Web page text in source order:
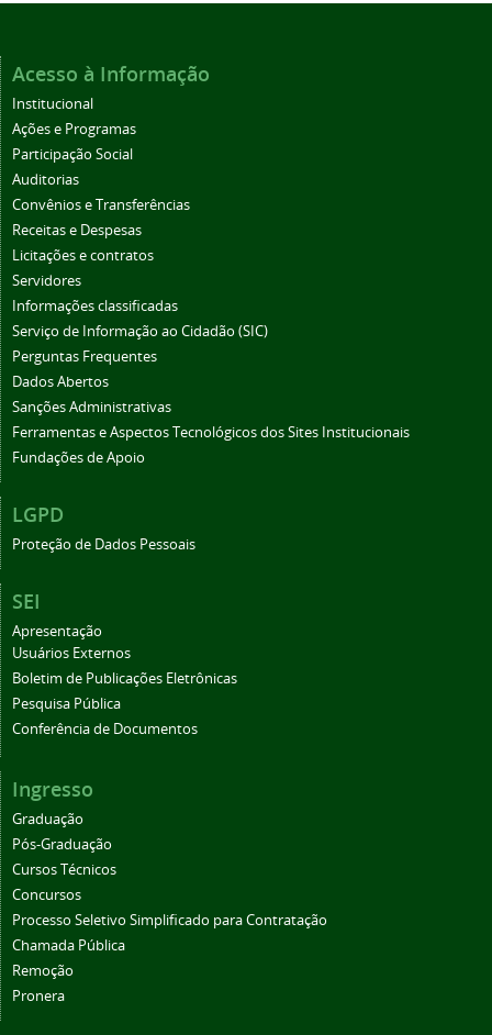
Acesso à Informação
Institucional
Ações e Programas
Participação Social
Auditorias
Convênios e Transferências
Receitas e Despesas
Licitações e contratos
Servidores
Informações classificadas
Serviço de Informação ao Cidadão (SIC)
Perguntas Frequentes
Dados Abertos
Sanções Administrativas
Ferramentas e Aspectos Tecnológicos dos Sites Institucionais
Fundações de Apoio
LGPD
Proteção de Dados Pessoais
SEI
Apresentação
Usuários Externos
Boletim de Publicações Eletrônicas
Pesquisa Pública
Conferência de Documentos
Ingresso
Graduação
Pós-Graduação
Cursos Técnicos
Concursos
Processo Seletivo Simplificado para Contratação
Chamada Pública
Remoção
Pronera